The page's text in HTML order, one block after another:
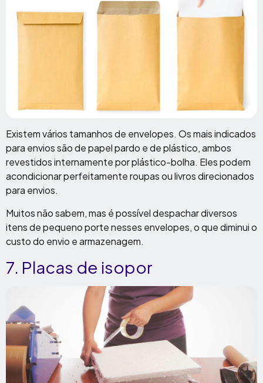
Existem vários tamanhos de envelopes. Os mais indicados
para envios são de papel pardo e de plástico, ambos
revestidos internamente por plástico-bolha. Eles podem
acondicionar perfeitamente roupas ou livros direcionados
para envios.
Muitos não sabem, mas é possível despachar diversos
itens de pequeno porte nesses envelopes, o que diminui o
custo do envio e armazenagem.
7. Placas de isopor